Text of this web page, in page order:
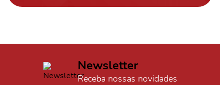
Newsletter
Receba nossas novidades